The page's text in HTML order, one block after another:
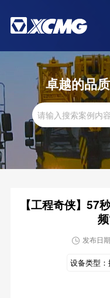
卓越的品
【工程奇侠】57
 发布日
设备类型：